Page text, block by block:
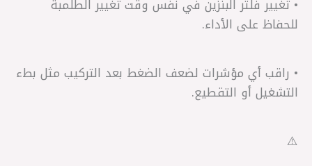
• تغيير فلتر البنزين في نفس وقت تغيير الطلمبة
للحفاظ على الأداء.
• راقب أي مؤشرات لضعف الضغط بعد التركيب مثل بطء
التشغيل أو التقطيع.
⚠️